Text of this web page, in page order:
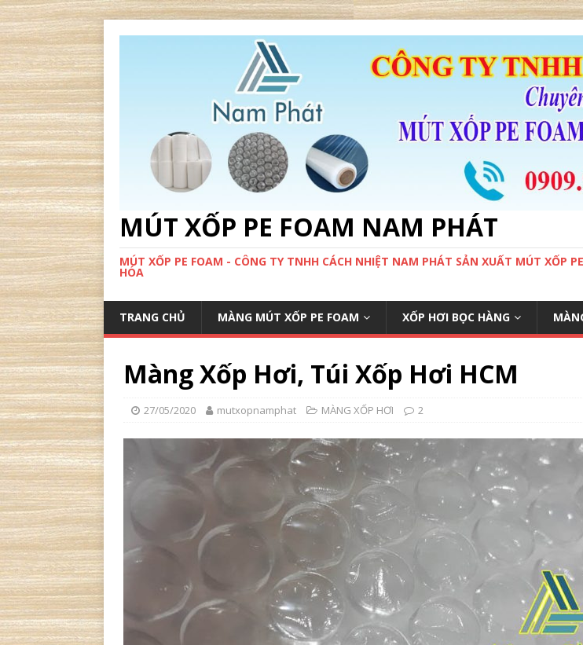
MÚT XỐP PE FOAM NAM PHÁT
MÚT XỐP PE FOAM - CÔNG TY TNHH CÁCH NHIỆT NAM PHÁT SẢN XUẤT MÚT XỐP
HÓA
TRANG CHỦ MÀNG MÚT XỐP PE FOAM XỐP HƠI BỌC HÀNG
Màng Xốp Hơi, Túi Xốp Hơi HCM
27/05/2020 mutxopnamphat MÀNG XỐP HƠI 2